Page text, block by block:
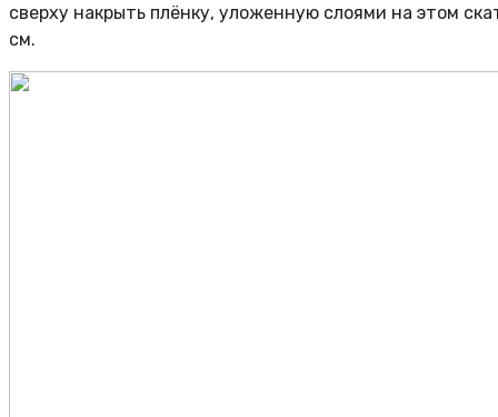
сверху накрыть плёнку, уложенную слоями на этом
см.